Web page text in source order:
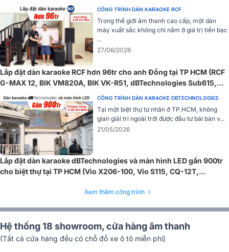
trên giá đỡ loa cổ điển nhưng chắc chắn và thẩm mỹ. Khi ghép nối
với loa siêu trầm, bạn có thể gắn trên cột tiêu chuẩn 36mm và cũng
có thể được treo nhờ các bu lông ren 3x M10 tích hợp để phục vụ
nhu cầu lắp đặt cố định hoàn hảo.
FMX12, Midas M32R Live,...) CÔNG TRÌNH DÀN KARAOKE RCF
Trong thế giới âm thanh cao cấp, một dàn
máy xuất sắc không chỉ nằm ở giá trị tiền bạc
...
27/06/2026
Lắp đặt dàn karaoke RCF hơn 96tr cho anh Đồng tại TP HCM (RCF
G-MAX 12, BIK VM820A, BIK VK-R51, dBTechnologies Sub615,
CÔNG TRÌNH DÀN KARAOKE DBTECHNOLOGIES
Tại một biệt thự tư nhân ở TP.HCM, không
gian giải trí ngoài trời được đầu tư bài bản v...
21/05/2026
Lắp đặt dàn karaoke dBTechnologies và màn hình LED gần 900tr
cho biệt thự tại TP HCM (Vio X206-100, Vio S115, CQ-12T,
Xem thêm công trình
Hệ thống 18 showroom, cửa hàng âm thanh
(Tất cả cửa hàng đều có chỗ đỗ xe ô tô miễn phí)